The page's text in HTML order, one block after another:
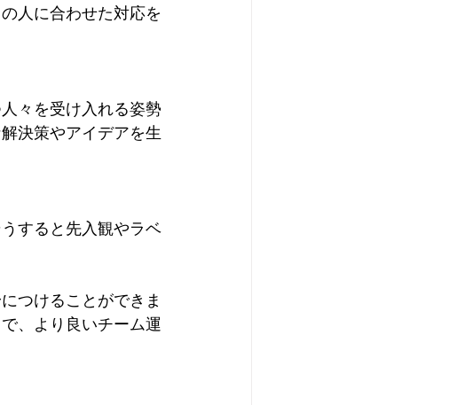
人に合わせた対応を
々を受け入れる姿勢
決策やアイデアを生
すると先入観やラベ
つけることができま
、より良いチーム運